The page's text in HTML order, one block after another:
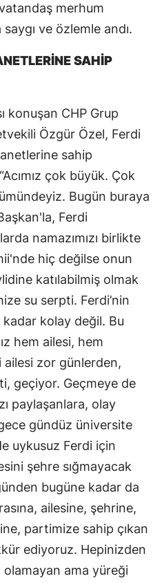
merhum
saygı ve özlemle andı.
SAHİP
konuşan CHP Grup
Özgür Özel, Ferdi
sahip
çok büyük. Çok
Bugün buraya
Ferdi
namazımızı birlikte
hiç değilse onun
katılabilmiş olmak
su serpti. Ferdi’nin
kolay değil. Bu
hem ailesi, hem
zor günlerden,
geçiyor. Geçmeye de
paylaşanlara, olay
gündüz üniversite
uykusuz Ferdi için
şehre sığmayacak
bugüne kadar da
ailesine, şehrine,
partimize sahip çıkan
ediyoruz. Hepinizden
olamayan ama yüreği